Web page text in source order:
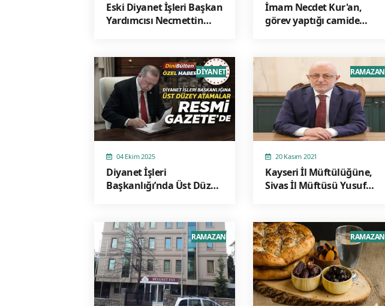
Eski Diyanet İşleri Başkan
Yardımcısı Necmettin
kaybetti. Nursaçan'ın
cenaze namazını eşi
Necmettin Nursaçan
kıldırdı.
İmam Necdet Kur'an,
görev yaptığı camide
04 Ekim 2025
Diyanet İşleri
Başkanlığı’nda Üst Düzey
DİYANET
20 Kasım 2021
Kayseri İl Müftülüğüne,
Sivas İl Müftüsü Yusuf
RAMAZAN
RAMAZAN RAMAZAN